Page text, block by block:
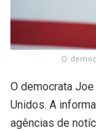
O
O democrata
Unidos. A
agências de